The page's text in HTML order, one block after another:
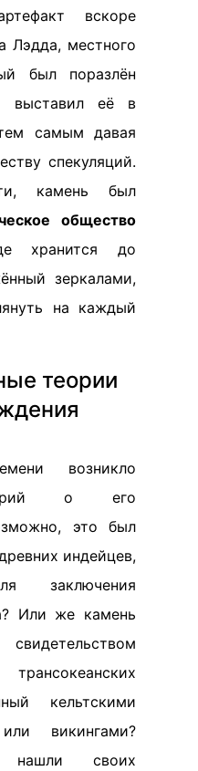
вскоре
Лэдда, местного
был поразлён
выставил её в
самым давая
спекуляций.
камень был
общество
хранится до
зеркалами,
на каждый
теории
возникло
о его
это был
индейцев,
заключения
Или же камень
кельтскими
викингами?
нашли своих